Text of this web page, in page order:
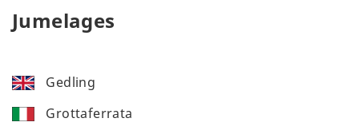
Jumelages
Gedling
Grottaferrata